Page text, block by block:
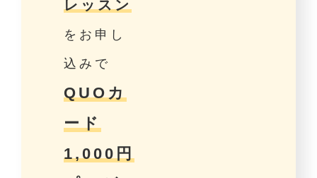
レッスン
をお申し
込みで
QUOカ
ード
1,000円